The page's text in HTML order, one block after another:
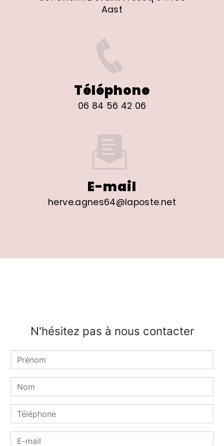
Aast
Téléphone
06 84 56 42 06
E-mail
herve.agnes64@laposte.net
N'hésitez pas à nous contacter